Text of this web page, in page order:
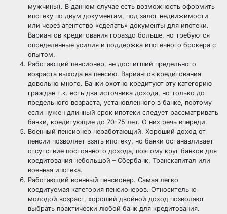
мужчины). В данном случае есть возможность оформить
ипотеку по двум документам, под залог недвижимости
или через агентство «сделать» документы для ипотеки.
Вариантов кредитования гораздо больше, но требуются
определенные усилия и поддержка ипотечного брокера с
опытом.
Работающий пенсионер, не достигший предельного
возраста выхода на пенсию. Вариантов кредитования
довольно много. Банки охотно кредитуют эту категорию
граждан т.к. есть два источника дохода, но только до
предельного возраста, установленного в банке, поэтому
если нужен длинный срок ипотеки следует рассматривать
банки, кредитующие до 70-75 лет. О них речь впереди.
Военный пенсионер неработающий. Хороший доход от
пенсии позволяет взять ипотеку, но банки останавливает
отсутствие постоянного дохода, поэтому круг банков для
кредитования небольшой – Сбербанк, Транскапитал или
военная ипотека.
Работающий военный пенсионер. Самая легко
кредитуемая категория пенсионеров. Относительно
молодой возраст, хороший двойной доход позволяют
выбрать практически любой банк для кредитования.